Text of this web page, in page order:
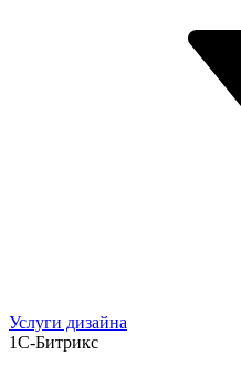
Услуги дизайна
1С-Битрикс